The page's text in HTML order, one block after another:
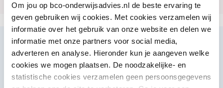
Om jou op bco-onderwijsadvies.nl de beste ervaring te
geven gebruiken wij cookies. Met cookies verzamelen wij
informatie over het gebruik van onze website en delen we
informatie met onze partners voor social media,
adverteren en analyse. Hieronder kun je aangeven welke
cookies we mogen plaatsen. De noodzakelijke- en
statistische cookies verzamelen geen persoonsgegevens
BCO is een onderwijsadviesbureau waar circa 100
professionals werken. Onze adviseurs denken in